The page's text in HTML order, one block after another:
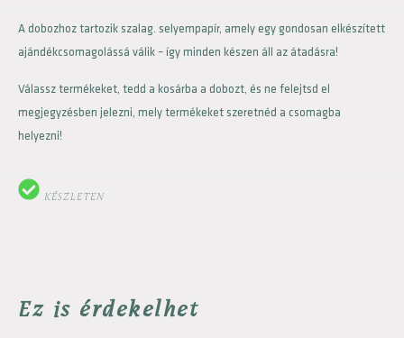
A dobozhoz tartozik szalag. selyempapír, amely egy gondosan elkészített
ajándékcsomagolássá válik – így minden készen áll az átadásra!
Válassz termékeket, tedd a kosárba a dobozt, és ne felejtsd el
megjegyzésben jelezni, mely termékeket szeretnéd a csomagba
helyezni!
KÉSZLETEN
Ez is érdekelhet